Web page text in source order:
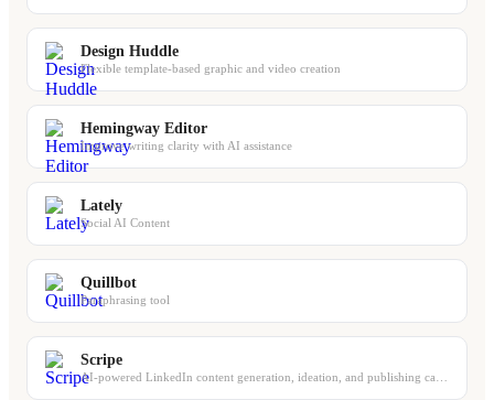
Design Huddle
Flexible template-based graphic and video creation
Hemingway Editor
Improve writing clarity with AI assistance
Lately
Social AI Content
Quillbot
Paraphrasing tool
Scripe
AI-powered LinkedIn content generation, ideation, and publishing calendar